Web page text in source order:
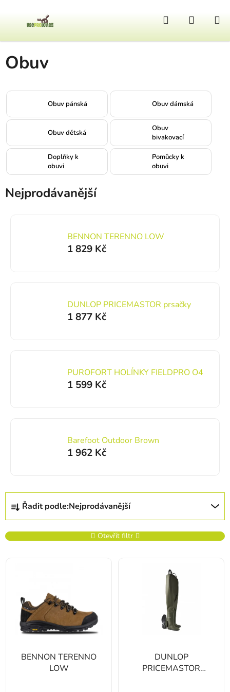
Hledat
Domů
Obuv
Obuv pánská Obuv dámská
Obuv dětská
Obuv
bivakovací
Doplňky k
obuvi
Pomůcky k
obuvi
Nejprodávanější
BENNON TERENNO LOW
1 829 Kč
DUNLOP PRICEMASTOR prsačky
1 877 Kč
PUROFORT HOLÍNKY FIELDPRO O4
1 599 Kč
Barefoot Outdoor Brown
1 962 Kč
Řazení produktů
Řadit podle:Nejprodávanější
Otevřít filtr
BENNON TERENNO
LOW
DUNLOP
PRICEMASTOR